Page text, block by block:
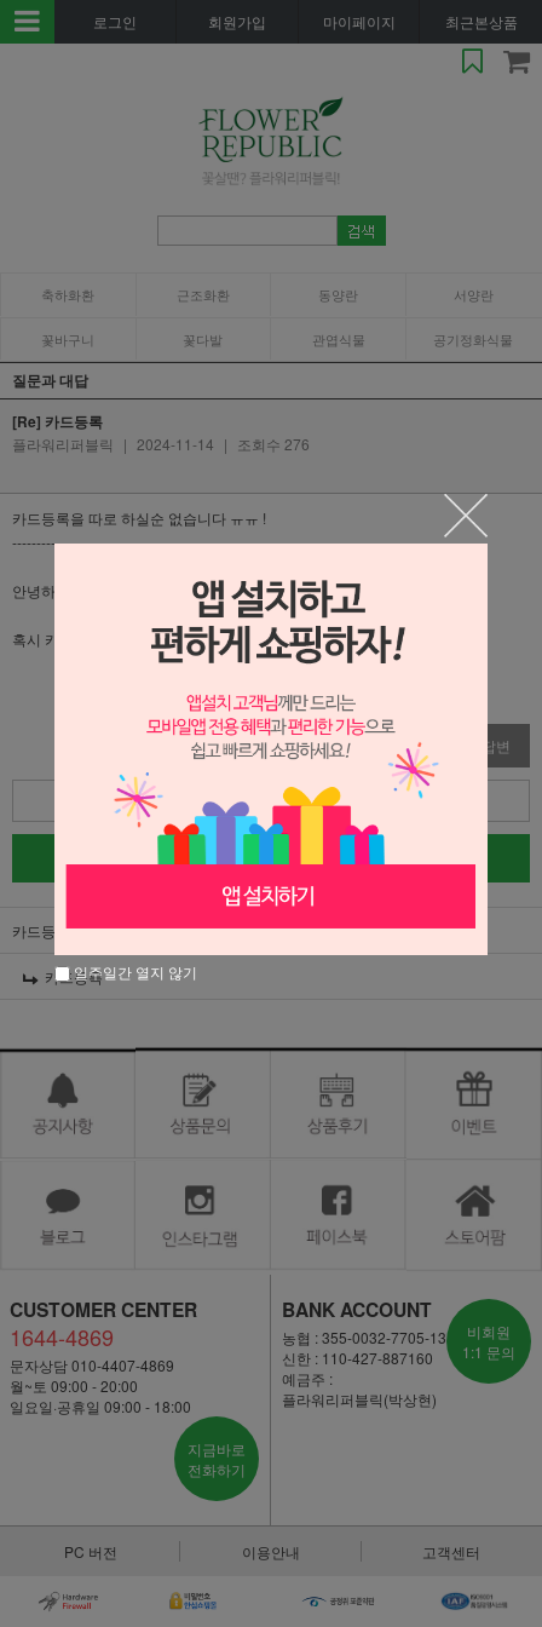
로그인 회원가입 마이페이지 최근본상품
축하화환 근조화환 동양란 서양란
꽃바구니 꽃다발 관엽식물 공기정화식물
질문과 대답
[Re] 카드등록
플라워리퍼블릭 | 2024-11-14 | 조회수 276
카드등록을 따로 하실순 없습니다 ㅠㅠ !
-------------------------------------------------------------------------
안녕하세요.
혹시 카드등록 하는 방법은 없나요?
수정 삭제 답변
목록
카드등록
카드등록
CUSTOMER CENTER
1644-4869
문자상담 010-4407-4869
월~토 09:00 - 20:00
일요일·공휴일 09:00 - 18:00
지금바로
전화하기
BANK ACCOUNT
농협 : 355-0032-7705-13
신한 : 110-427-887160
예금주 :
플라워리퍼블릭(박상현)
비회원
1:1 문의
PC 버전 이용안내 고객센터
일주일간 열지 않기